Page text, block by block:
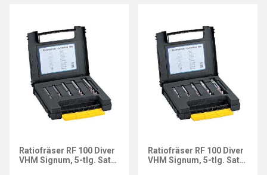
Ratiofräser RF 100 Diver
VHM Signum, 5-tlg. Satz,
Ratiofräser RF 100 Diver
VHM Signum, 5-tlg. Satz,